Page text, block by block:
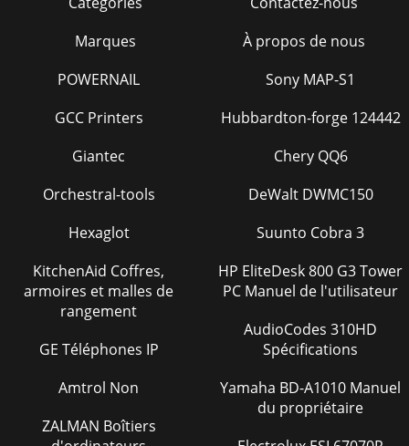
Marques
À propos de nous
POWERNAIL
GCC Printers
Giantec
Orchestral-tools
Hexaglot
KitchenAid Coffres,
armoires et malles de
rangement
GE Téléphones IP
Amtrol Non
ZALMAN Boîtiers
Sony MAP-S1
Hubbardton-forge 124442
Chery QQ6
DeWalt DWMC150
Suunto Cobra 3
HP EliteDesk 800 G3 Tower
PC Manuel de l'utilisateur
AudioCodes 310HD
Spécifications
Yamaha BD-A1010 Manuel
du propriétaire